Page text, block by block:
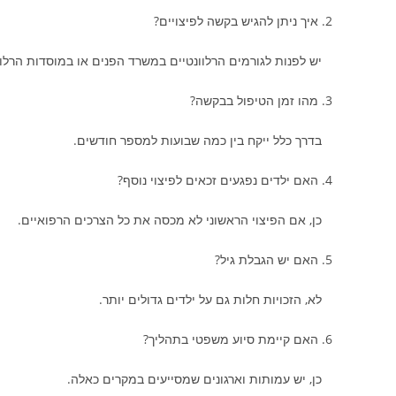
2. איך ניתן להגיש בקשה לפיצויים?
יש לפנות לגורמים הרלוונטיים במשרד הפנים או במוסדות
3. מהו זמן הטיפול בבקשה?
בדרך כלל ייקח בין כמה שבועות למספר חודשים.
4. האם ילדים נפגעים זכאים לפיצוי נוסף?
כן, אם הפיצוי הראשוני לא מכסה את כל הצרכים הרפואיים.
5. האם יש הגבלת גיל?
לא, הזכויות חלות גם על ילדים גדולים יותר.
6. האם קיימת סיוע משפטי בתהליך?
כן, יש עמותות וארגונים שמסייעים במקרים כאלה.